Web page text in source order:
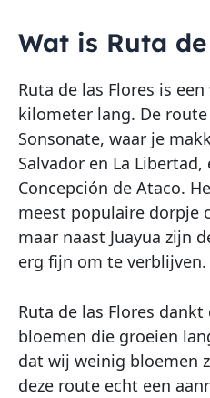
Wat is Ruta
Ruta de las Flores is
kilometer lang. De
Sonsonate, waar je
Salvador en La
Concepción de Ataco.
meest populaire dorpje
maar naast Juayua zijn
erg fijn om te verblijven.
Ruta de las Flores
bloemen die groeien
dat wij weinig bloemen
deze route echt een